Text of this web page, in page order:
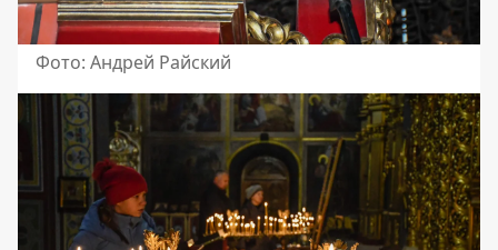
Фото: Андрей Райский